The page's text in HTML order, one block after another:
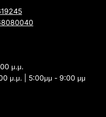
μ.μ.
μ.μ. | 5:00μμ - 9:00 μμ